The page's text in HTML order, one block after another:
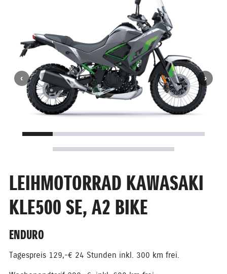
LEIHMOTORRAD KAWASAKI
KLE500 SE, A2 BIKE
ENDURO
Tagespreis 129,-€ 24 Stunden inkl. 300 km frei.